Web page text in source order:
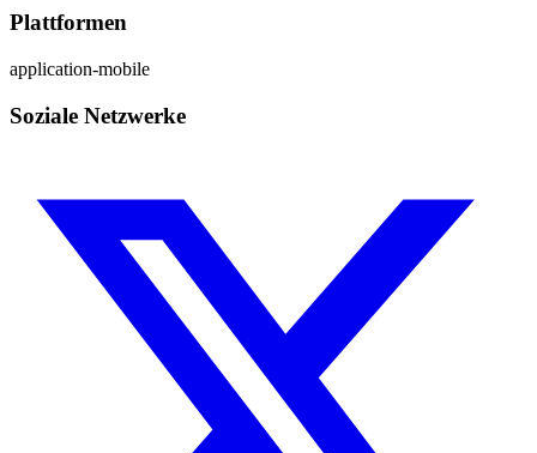
Plattformen
application-mobile
Soziale Netzwerke